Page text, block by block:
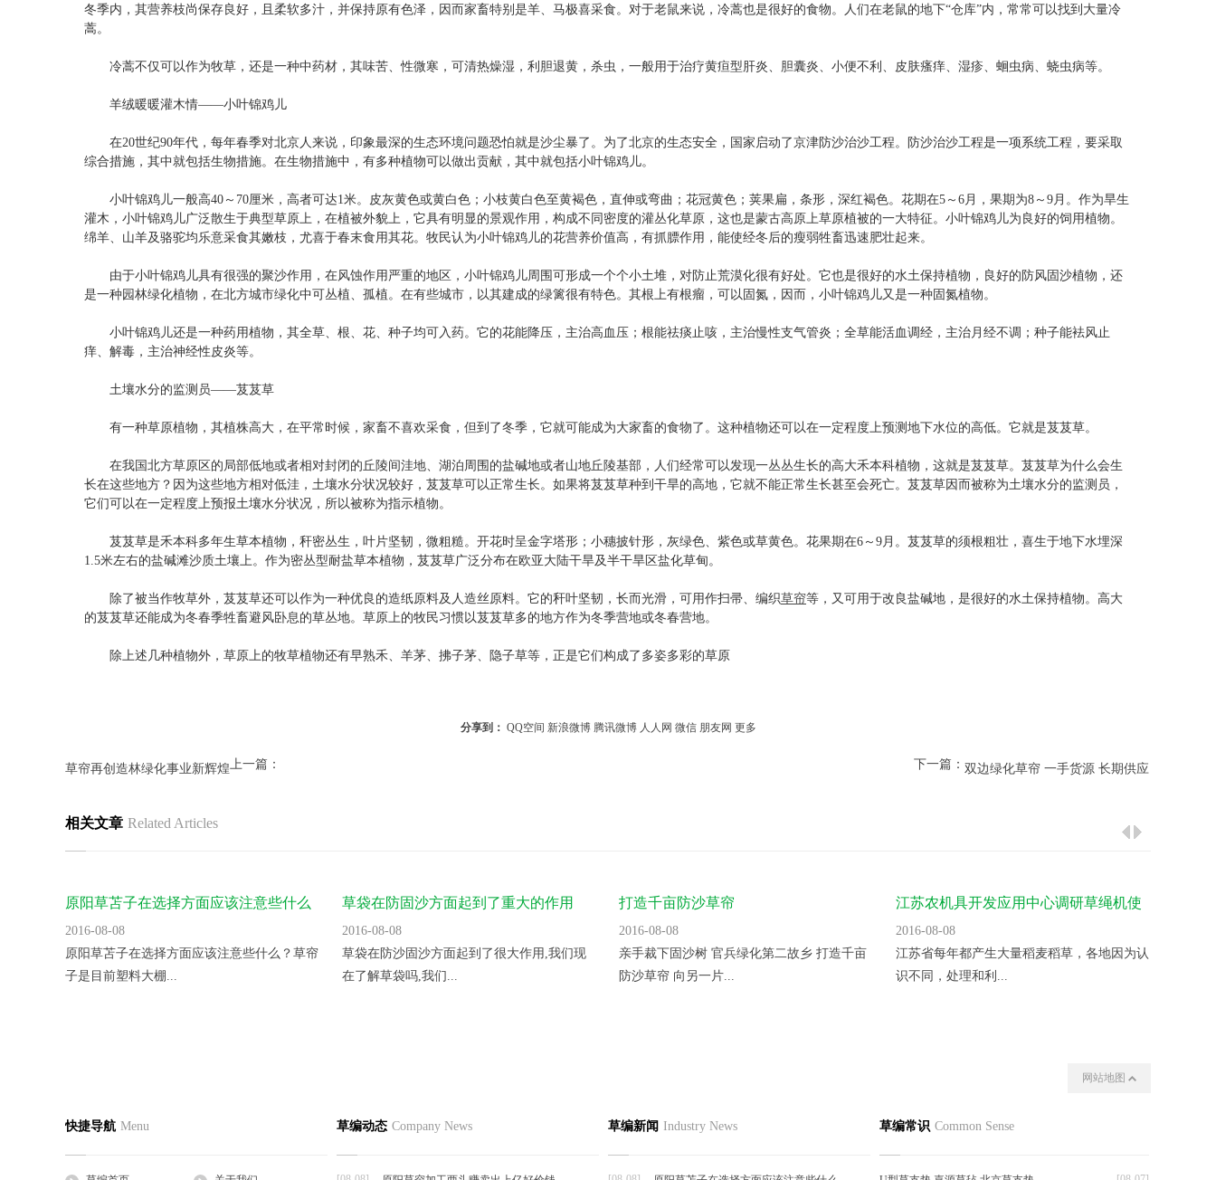
冬季内，其营养枝尚保存良好，且柔软多汁，并保持原有色泽，因而家畜特别是羊、马极喜采食。对于老鼠来说，冷蒿也是很好的食物。人们在老鼠的地下“仓库”内，常常可以找到大量冷
蒿。
冷蒿不仅可以作为牧草，还是一种中药材，其味苦、性微寒，可清热燥湿，利胆退黄，杀虫，一般用于治疗黄疸型肝炎、胆囊炎、小便不利、皮肤瘙痒、湿疹、蛔虫病、蛲虫病等。
羊绒暖暖灌木情——小叶锦鸡儿
在20世纪90年代，每年春季对北京人来说，印象最深的生态环境问题恐怕就是沙尘暴了。为了北京的生态安全，国家启动了京津防沙治沙工程。防沙治沙工程是一项系统工程，要采取
综合措施，其中就包括生物措施。在生物措施中，有多种植物可以做出贡献，其中就包括小叶锦鸡儿。
小叶锦鸡儿一般高40～70厘米，高者可达1米。皮灰黄色或黄白色；小枝黄白色至黄褐色，直伸或弯曲；花冠黄色；荚果扁，条形，深红褐色。花期在5～6月，果期为8～9月。作为旱生
灌木，小叶锦鸡儿广泛散生于典型草原上，在植被外貌上，它具有明显的景观作用，构成不同密度的灌丛化草原，这也是蒙古高原上草原植被的一大特征。小叶锦鸡儿为良好的饲用植物。
绵羊、山羊及骆驼均乐意采食其嫩枝，尤喜于春末食用其花。牧民认为小叶锦鸡儿的花营养价值高，有抓膘作用，能使经冬后的瘦弱牲畜迅速肥壮起来。
由于小叶锦鸡儿具有很强的聚沙作用，在风蚀作用严重的地区，小叶锦鸡儿周围可形成一个个小土堆，对防止荒漠化很有好处。它也是很好的水土保持植物，良好的防风固沙植物，还
是一种园林绿化植物，在北方城市绿化中可丛植、孤植。在有些城市，以其建成的绿篱很有特色。其根上有根瘤，可以固氮，因而，小叶锦鸡儿又是一种固氮植物。
小叶锦鸡儿还是一种药用植物，其全草、根、花、种子均可入药。它的花能降压，主治高血压；根能祛痰止咳，主治慢性支气管炎；全草能活血调经，主治月经不调；种子能袪风止
痒、解毒，主治神经性皮炎等。
土壤水分的监测员——芨芨草
有一种草原植物，其植株高大，在平常时候，家畜不喜欢采食，但到了冬季，它就可能成为大家畜的食物了。这种植物还可以在一定程度上预测地下水位的高低。它就是芨芨草。
在我国北方草原区的局部低地或者相对封闭的丘陵间洼地、湖泊周围的盐碱地或者山地丘陵基部，人们经常可以发现一丛丛生长的高大禾本科植物，这就是芨芨草。芨芨草为什么会生
长在这些地方？因为这些地方相对低洼，土壤水分状况较好，芨芨草可以正常生长。如果将芨芨草种到干旱的高地，它就不能正常生长甚至会死亡。芨芨草因而被称为土壤水分的监测员，
它们可以在一定程度上预报土壤水分状况，所以被称为指示植物。
芨芨草是禾本科多年生草本植物，秆密丛生，叶片坚韧，微粗糙。开花时呈金字塔形；小穗披针形，灰绿色、紫色或草黄色。花果期在6～9月。芨芨草的须根粗壮，喜生于地下水埋深
1.5米左右的盐碱滩沙质土壤上。作为密丛型耐盐草本植物，芨芨草广泛分布在欧亚大陆干旱及半干旱区盐化草甸。
除了被当作牧草外，芨芨草还可以作为一种优良的造纸原料及人造丝原料。它的秆叶坚韧，长而光滑，可用作扫帚、编织草帘等，又可用于改良盐碱地，是很好的水土保持植物。高大
的芨芨草还能成为冬春季牲畜避风卧息的草丛地。草原上的牧民习惯以芨芨草多的地方作为冬季营地或冬春营地。
除上述几种植物外，草原上的牧草植物还有早熟禾、羊茅、拂子茅、隐子草等，正是它们构成了多姿多彩的草原
分享到： QQ空间 新浪微博 腾讯微博 人人网 微信 朋友网 更多
上一篇：
草帘再创造林绿化事业新辉煌 下一篇： 双边绿化草帘 一手货源 长期供应
相关文章 Related Articles
原阳草苫子在选择方面应该注意些什么
2016-08-08
原阳草苫子在选择方面应该注意些什么？草帘
子是目前塑料大棚...
草袋在防固沙方面起到了重大的作用
2016-08-08
草袋在防沙固沙方面起到了很大作用,我们现
在了解草袋吗,我们...
打造千亩防沙草帘
2016-08-08
亲手裁下固沙树 官兵绿化第二故乡 打造千亩
防沙草帘 向另一片...
江苏农机具开发应用中心调研草绳机使
用
2016-08-08
江苏省每年都产生大量稻麦稻草，各地因为认
识不同，处理和利...
2016-08-08
近日，哈尔滨市民张经理来电反映，随着冬季
的来临，哈市街头...
2016-08-08
大棚 栽培 油桃上市早、耐贮运、清脆可口、
蜜甜有香气、富含...
网站地图
草支垫
快捷导航 Menu 草编动态 Company News 草编新闻 Industry News 草编常识 Common Sense